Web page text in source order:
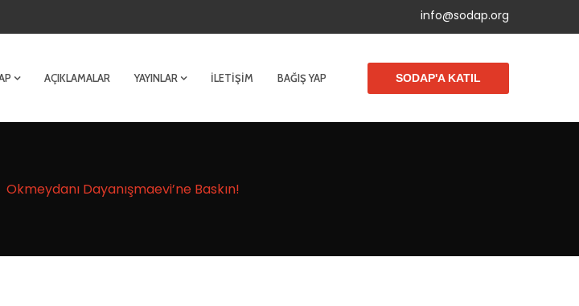
info@sodap.org
AÇIKLAMALAR YAYINLAR İLETIŞIM BAĞIŞ YAP SODAP'A KATIL
Okmeydanı Dayanışmaevi’ne Baskın!